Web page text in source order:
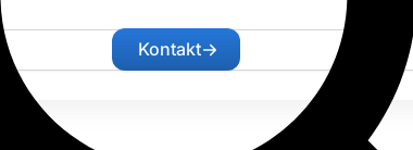
Kontakt